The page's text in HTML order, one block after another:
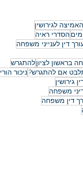
לגירושין
הסדרי ראיה
דין לענייני משפחה
בראשון לציוןלהתגרש
אם להתגרש?ניכור הורי
גירושין
משפחה
דין משפחה